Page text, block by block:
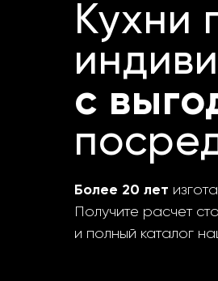
Кухни
с
Более 20 лет
Получите расчет
и полный каталог